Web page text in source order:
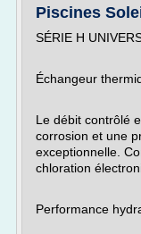
Piscines
SÉRIE H
Échangeur
Le débit contrôlé
corrosion et une
exceptionnelle.
chloration
Performance